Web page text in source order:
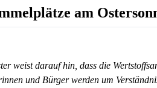
am
weist darauf hin, dass die
und Bürger werden um